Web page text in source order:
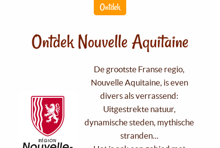
Ontdek
Ontdek Nouvelle Aquitaine
De grootste Franse regio,
Nouvelle Aquitaine, is even
divers als verrassend:
Uitgestrekte natuur,
dynamische steden, mythische
stranden...